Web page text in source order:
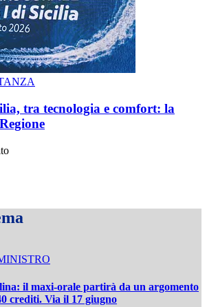
tra tecnologia e comfort: la
il maxi-orale partirà da un argomento
crediti. Via il 17 giugno